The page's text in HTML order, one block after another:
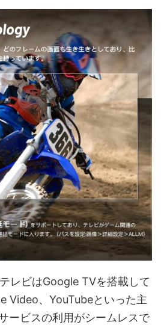
レビはGoogle TVを搭載して
Video、YouTubeといった主
ービスの利用がシームレスで